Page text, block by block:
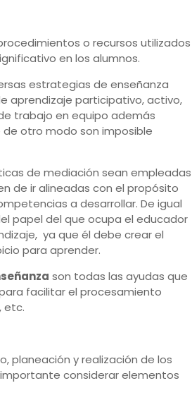
o recursos utilizados
en los alumnos.
estrategias de enseñanza
aprendizaje participativo, activo,
trabajo en equipo además
otro modo son imposible
de mediación sean empleadas
de ir alineadas con el propósito
a desarrollar. De igual
papel del que ocupa el educador
ya que él debe crear el
para aprender.
son todas las ayudas que
facilitar el procesamiento
etc.
planeación y realización de los
considerar elementos